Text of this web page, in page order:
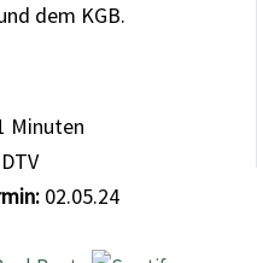
dem KGB.
Minuten
DTV
02.05.24